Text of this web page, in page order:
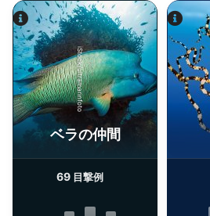
iStock/ultramarinfoto
ベラの仲間
69 目撃例
コンテンツの選択のために制限付き
用する
IAB特集：
正確な位置情報データを利用する
能動的に要求して取得した情報に基
スの識別
IAB以外の処理目的：